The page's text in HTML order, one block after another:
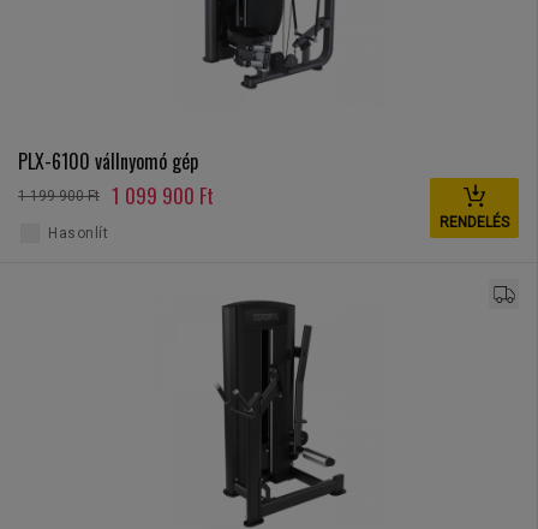
PLX-6100 vállnyomó gép
1 199 900 Ft 1 099 900 Ft
RENDELÉS
Hasonlít